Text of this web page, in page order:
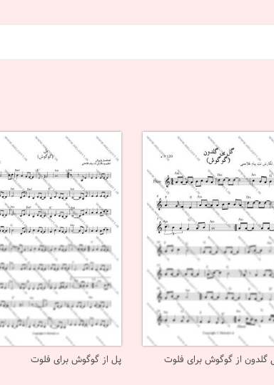
گلدون از گوگوش برای فلوت پل از گوگوش برای فلوت